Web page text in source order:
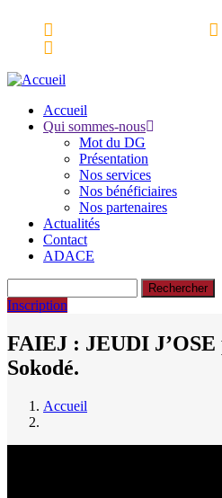
contenu
Main
navigation
Accueil
Qui sommes-nous
Mot du DG
Présentation
Nos services
Nos bénéficiaires
Nos partenaires
Actualités
Contact
ADACE
Inscription
FAIEJ : JEUDI J’OSE
Sokodé.
Fil
d'Ariane
Accueil